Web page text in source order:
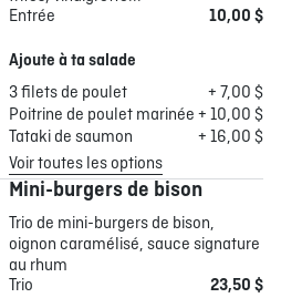
Entrée
10,00 $
Ajoute à ta salade
3 filets de poulet
+ 7,00 $
Poitrine de poulet marinée + 10,00 $
Tataki de saumon
+ 16,00 $
Voir toutes les options
Mini-burgers de bison
Trio de mini-burgers de bison,
oignon caramélisé, sauce signature
au rhum
Trio
23,50 $